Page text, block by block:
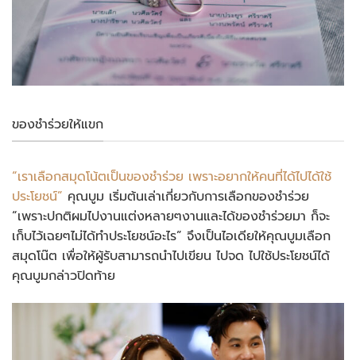
ของชำร่วยให้แขก
“เราเลือกสมุดโน้ตเป็นของชำร่วย เพราะอยากให้คนที่ได้ไปได้ใช้
ประโยชน์” คุณบูม เริ่มต้นเล่าเกี่ยวกับการเลือกของชำร่วย
“เพราะปกติผมไปงานแต่งหลายๆงานและได้ของชำร่วยมา ก็จะ
เก็บไว้เฉยๆไม่ได้ทำประโยชน์อะไร” จึงเป็นไอเดียให้คุณบูมเลือก
สมุดโน๊ต เพื่อให้ผู้รับสามารถนำไปเขียน ไปจด ไปใช้ประโยชน์ได้
คุณบูมกล่าวปิดท้าย